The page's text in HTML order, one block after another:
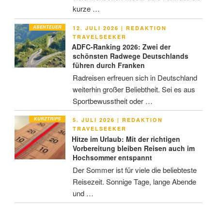
kurze …
ABENTEUER
VERÖFFENTLICHT
AM
12. JULI 2026 | REDAKTION
TRAVELSEEKER
ADFC-Ranking 2026: Zwei der
schönsten Radwege Deutschlands
führen durch Franken
Radreisen erfreuen sich in Deutschland
weiterhin großer Beliebtheit. Sei es aus
Sportbewusstheit oder …
KURZTRIPS
VERÖFFENTLICHT
AM
5. JULI 2026 | REDAKTION
TRAVELSEEKER
Hitze im Urlaub: Mit der richtigen
Vorbereitung bleiben Reisen auch im
Hochsommer entspannt
Der Sommer ist für viele die beliebteste
Reisezeit. Sonnige Tage, lange Abende
und …